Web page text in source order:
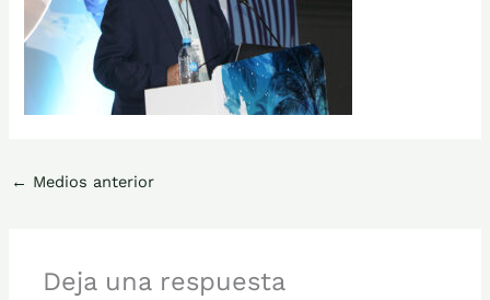
← Medios anterior
Deja una respuesta